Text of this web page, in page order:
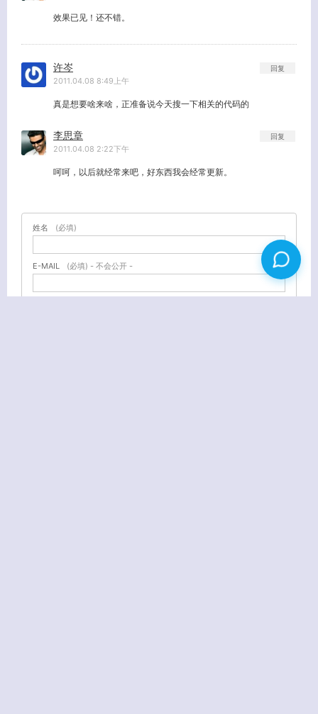
效果已见！还不错。
许岑
2011.04.08 8:49上午
真是想要啥来啥，正准备说今天搜一下相关的代码的
回复
李思章
2011.04.08 2:22下午
呵呵，以后就经常来吧，好东西我会经常更新。
回复
姓名 (必填)
E-MAIL (必填) - 不会公开 -